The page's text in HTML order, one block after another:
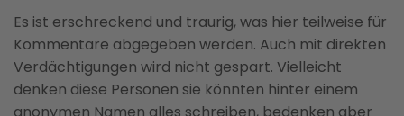
Es ist erschreckend und traurig, was hier teilweise für
Kommentare abgegeben werden. Auch mit direkten
Verdächtigungen wird nicht gespart. Vielleicht
denken diese Personen sie könnten hinter einem